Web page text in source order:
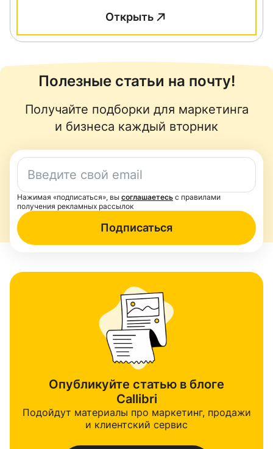
Открыть
Полезные статьи на почту!
Получайте подборки для маркетинга
и бизнеса каждый вторник
Нажимая «подписаться», вы соглашаетесь с правилами
получения рекламных рассылок
Подписаться
Опубликуйте статью в блоге
Callibri
Подойдут материалы про маркетинг, продажи
и клиентский сервис